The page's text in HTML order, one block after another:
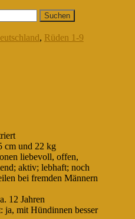
, Rüden 1-9
cm und 22 kg
liebevoll, offen,
aktiv; lebhaft; noch
bei fremden Männern
12 Jahren
ja, mit Hündinnen besser